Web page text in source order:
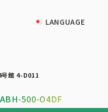
LANGUAGE
館 4-D011
ABH-500-O4DF